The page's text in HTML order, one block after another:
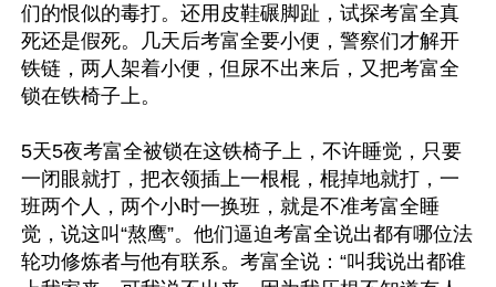
们的恨似的毒打。还用皮鞋碾脚趾，试探考富全真
死还是假死。几天后考富全要小便，警察们才解开
铁链，两人架着小便，但尿不出来后，又把考富全
锁在铁椅子上。
5天5夜考富全被锁在这铁椅子上，不许睡觉，只要
一闭眼就打，把衣领插上一根棍，棍掉地就打，一
班两个人，两个小时一换班，就是不准考富全睡
觉，说这叫“熬鹰”。他们逼迫考富全说出都有哪位法
轮功修炼者与他有联系。考富全说：“叫我说出都谁